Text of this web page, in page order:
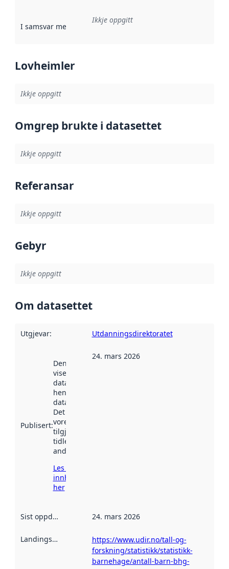
I samsvar med Referanse til ei implementeringsregel eller
Ikkje oppgitt
Lovheimler
Ikkje oppgitt
Omgrep brukte i datasettet
Ikkje oppgitt
Referansar
Ikkje oppgitt
Gebyr
Ikkje oppgitt
Om datasettet
Utgjevar: Utdanningsdirektoratet
Publisert:
Denne datoen
viser når
datasettet vart
henta inn av
data.norge.no.
Det kan ha
vore
tilgjengeleg
tidlegare
andre stader.
Les meir om
innhenting
her
24. mars 2026
Sist oppdatert 24. mars 2026
Landingsside
https://www.udir.no/tall-og-
forskning/statistikk/statistikk-
barnehage/antall-barn-bhg-